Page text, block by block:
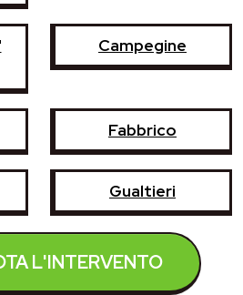
L'INTERVENTO
Campegine
Fabbrico
Gualtieri
Reggiolo